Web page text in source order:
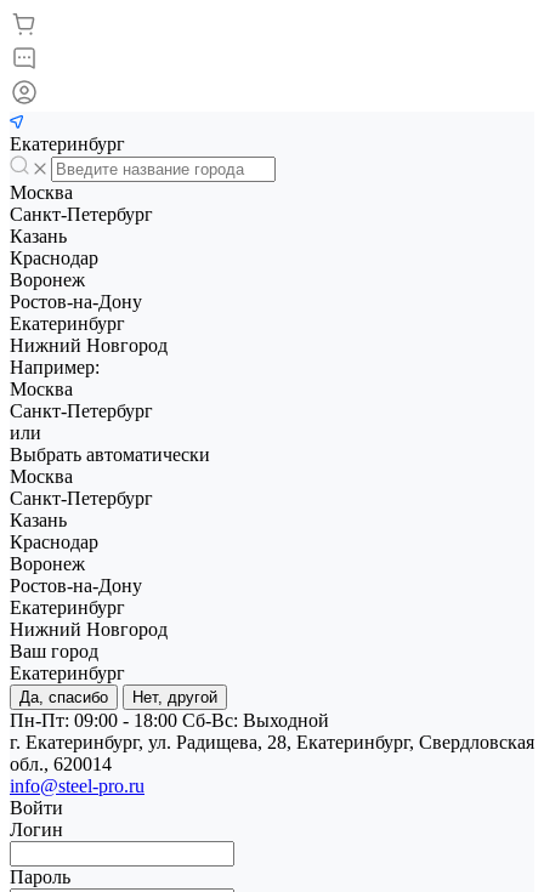
Екатеринбург
Москва
Санкт-Петербург
Казань
Краснодар
Воронеж
Ростов-на-Дону
Екатеринбург
Нижний Новгород
Например:
Москва
Санкт-Петербург
или
Выбрать автоматически
Москва
Санкт-Петербург
Казань
Краснодар
Воронеж
Ростов-на-Дону
Екатеринбург
Нижний Новгород
Ваш город
Екатеринбург
Да, спасибо Нет, другой
Пн-Пт: 09:00 - 18:00 Cб-Вс: Выходной
г. Екатеринбург, ул. Радищева, 28, Екатеринбург, Свердловская
обл., 620014
info@steel-pro.ru
Войти
Логин
Пароль